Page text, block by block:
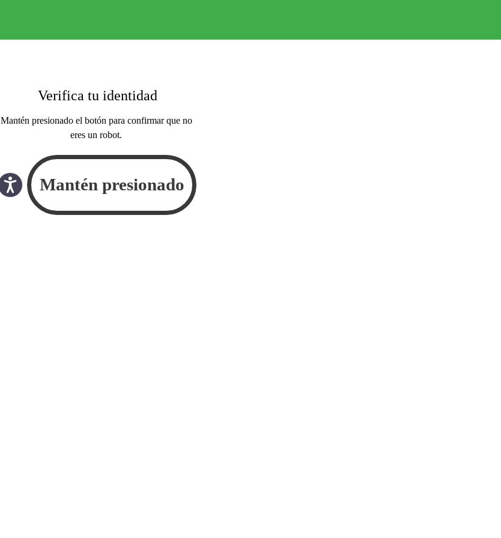
Verifica tu identidad
Mantén presionado el botón para confirmar que no
eres un robot.